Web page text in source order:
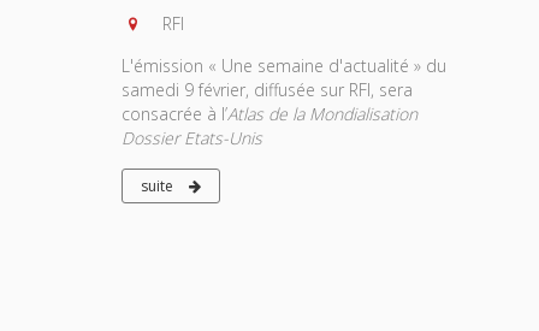
RFI
L'émission « Une semaine d'actualité » du
samedi 9 février, diffusée sur RFI, sera
consacrée à l’Atlas de la Mondialisation
Dossier Etats-Unis
suite